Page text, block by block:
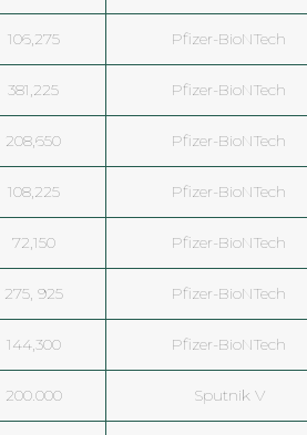
106,275 Pfizer-BioNTech
381,225 Pfizer-BioNTech
208,650 Pfizer-BioNTech
108,225 Pfizer-BioNTech
72,150 Pfizer-BioNTech
275, 925 Pfizer-BioNTech
144,300 Pfizer-BioNTech
200.000 Sputnik V